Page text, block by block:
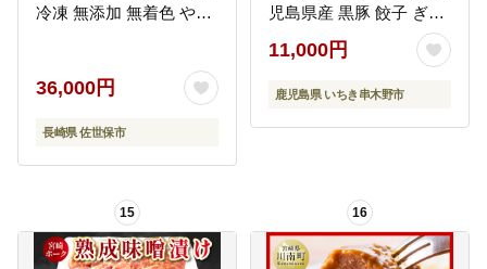
冷凍 無添加 無着色 やわ
ーフ 牛肉 ポーク 豚肉 豚
豊味館 長崎県 佐世保市
36,000円
長崎県 佐世保市
児島県産 黒豚 餃子 ぎょ
うざ ギョーザ ギョウザ
冷凍餃子 冷凍 冷凍食品
惣菜 弁当 おかず 小分け
09】
11,000円
鹿児島県 いちき串木野市
15 16